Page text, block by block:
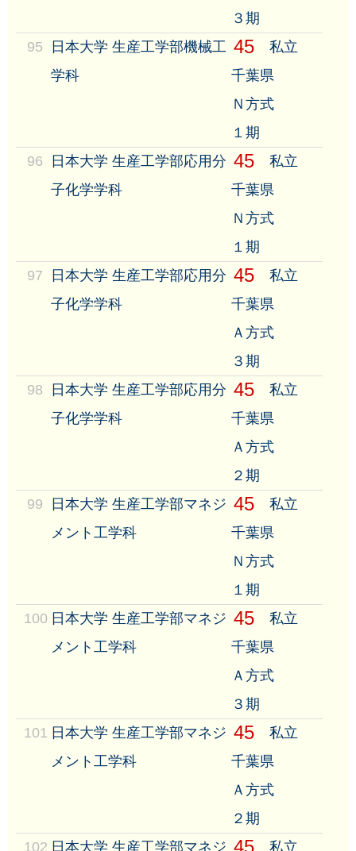
３期
95
日本大学 生産工学部機械工
学科
45
私立
千葉県
Ｎ方式
１期
96
日本大学 生産工学部応用分
子化学学科
45
私立
千葉県
Ｎ方式
１期
97
日本大学 生産工学部応用分
子化学学科
45
私立
千葉県
Ａ方式
３期
98
日本大学 生産工学部応用分
子化学学科
45
私立
千葉県
Ａ方式
２期
99
日本大学 生産工学部マネジ
メント工学科
45
私立
千葉県
Ｎ方式
１期
100 日本大学 生産工学部マネジ
メント工学科
45
私立
千葉県
Ａ方式
３期
101 日本大学 生産工学部マネジ
メント工学科
45
私立
千葉県
Ａ方式
２期
102 日本大学 生産工学部マネジ 45
私立